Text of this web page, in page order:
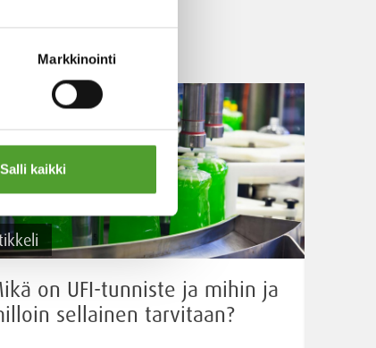
Markkinointi
Salli kaikki
on UFI-tunniste ja mihin ja
sellainen tarvitaan?